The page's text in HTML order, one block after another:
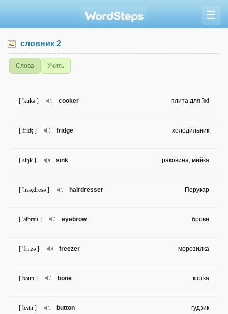
☰
словник 2
Слова Учить
cooker
[ 'kukə ] плита для їжі
fridge
[ friʤ ] холодильник
sink
[ siŋk ] раковина, мийка
hairdresser
[ 'hɛə,dresə ] Перукар
eyebrow
[ 'aibrau ] брови
freezer
[ 'fri:zə ] морозилка
bone
[ bəun ] кістка
button
[ bʌtn ] гудзик